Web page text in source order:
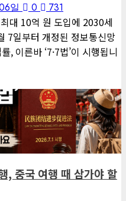
일 0 731
대 10억 원 도입에 2030세
7일부터 개정된 정보통신망
, 이른바 ‘7·7법’이 시행됩니
, 중국 여행 때 삼가야 할